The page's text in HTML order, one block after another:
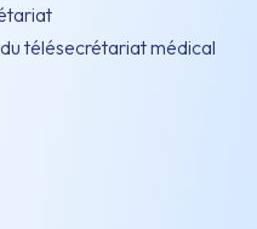
télésecrétariat médical